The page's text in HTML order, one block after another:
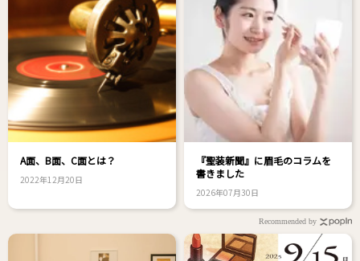
A面、B面、C面とは？
2022年12月20日
『聖装新聞』に眉毛のコラムを
書きました
2026年07月30日
Recommended by